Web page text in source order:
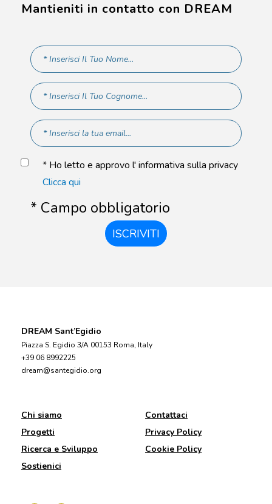
Mantieniti in contatto con DREAM
* Ho letto e approvo l' informativa sulla privacy
Clicca qui
* Campo obbligatorio
ISCRIVITI
DREAM Sant’Egidio
Piazza S. Egidio 3/A 00153 Roma, Italy
+39 06 8992225
dream@santegidio.org
Chi siamo
Progetti
Ricerca e Sviluppo
Sostienici
Contattaci
Privacy Policy
Cookie Policy